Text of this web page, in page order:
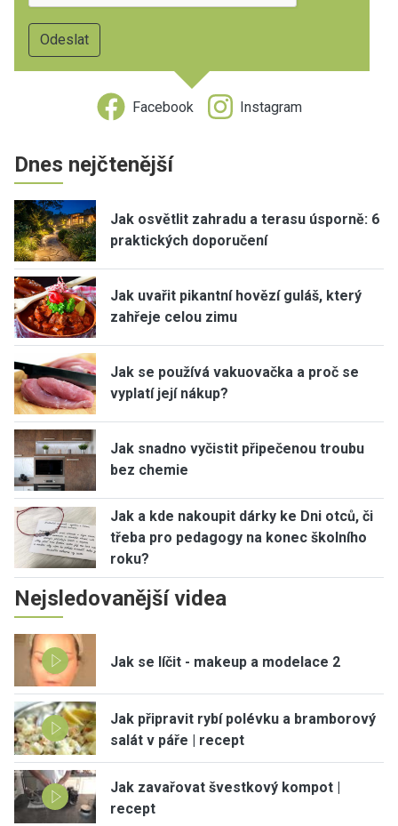
Facebook Instagram
Dnes nejčtenější
Jak osvětlit zahradu a terasu úsporně: 6
praktických doporučení
Jak uvařit pikantní hovězí guláš, který
zahřeje celou zimu
Jak se používá vakuovačka a proč se
vyplatí její nákup?
Jak snadno vyčistit připečenou troubu
bez chemie
Jak a kde nakoupit dárky ke Dni otců, či
třeba pro pedagogy na konec školního
roku?
Nejsledovanější videa
Jak se líčit - makeup a modelace 2
Jak připravit rybí polévku a bramborový
salát v páře | recept
Jak zavařovat švestkový kompot |
recept